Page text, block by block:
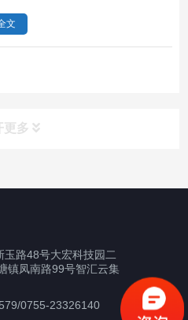
文
更多
玉路48号大宏科技园二
镇凤南路99号智汇云集
0755-23326140